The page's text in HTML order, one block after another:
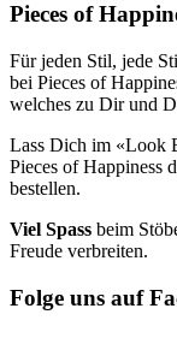
Pieces of
Für jeden Stil, jede
bei Pieces of
welches zu Dir und
Lass Dich im «Look
Pieces of Happiness
bestellen.
Viel Spass beim
Freude verbreiten.
Folge uns auf